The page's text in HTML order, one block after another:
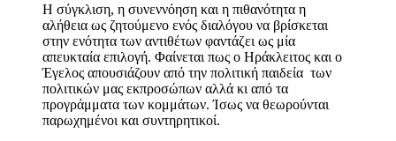
Η σύγκλιση, η συνεννόηση και η πιθανότητα η
αλήθεια ως ζητούμενο ενός διαλόγου να βρίσκεται
στην ενότητα των αντιθέτων φαντάζει ως μία
απευκταία επιλογή. Φαίνεται πως ο Ηράκλειτος και ο
Έγελος απουσιάζουν από την πολιτική παιδεία των
πολιτικών μας εκπροσώπων αλλά κι από τα
προγράμματα των κομμάτων. Ίσως να θεωρούνται
παρωχημένοι και συντηρητικοί.